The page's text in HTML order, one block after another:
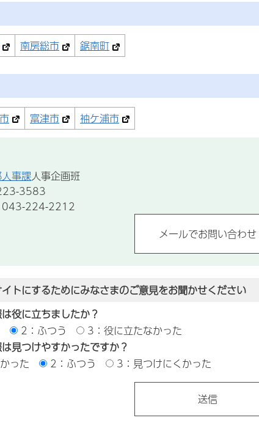
南房総市 鋸南町
富津市 袖ケ浦市
事課人事企画班
3583
043-224-2212
トにするためにみなさまのご意見をお聞かせください
役に立ちましたか？
2：ふつう
3：役に立たなかった
見つけやすかったですか？
った
2：ふつう 3：見つけにくかった